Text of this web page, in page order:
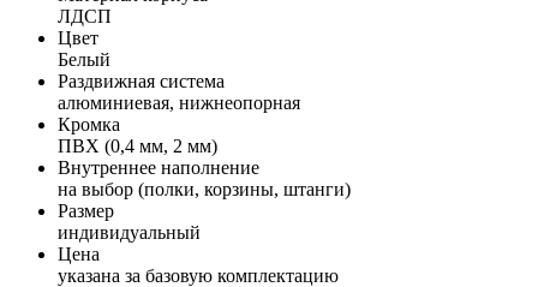
ЛДСП
Цвет
Белый
Раздвижная система
алюминиевая, нижнеопорная
Кромка
ПВХ (0,4 мм, 2 мм)
Внутреннее наполнение
на выбор (полки, корзины, штанги)
Размер
индивидуальный
Цена
указана за базовую комплектацию